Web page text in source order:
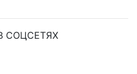
СОЦСЕТЯХ